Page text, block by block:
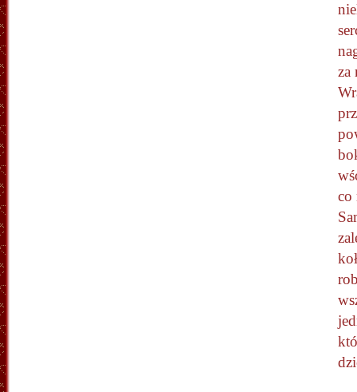
za
co